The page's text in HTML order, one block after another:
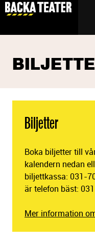
Biljetter
Boka biljetter till
kalendern nedan
biljettkassa: 031-
är telefon bäst:
Mer information